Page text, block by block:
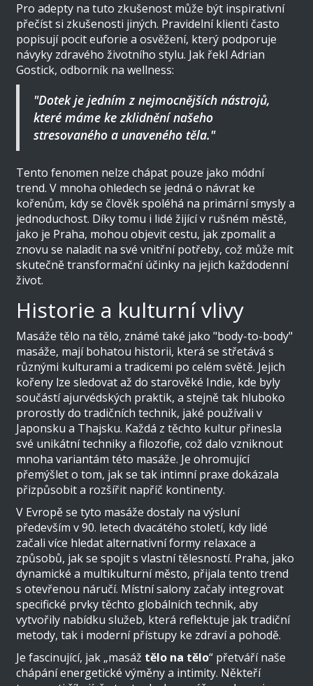
Pro adepty na tuto zkušenost může být inspirativní
přečíst si zkušenosti jiných. Pravidelní klienti často
popisují pocit euforie a osvěžení, který podporuje
návyky zdravého životního stylu. Jak řekl Adrian
Gostick, odborník na wellness:
"Dotek je jedním z nejmocnějších nástrojů,
které máme ke zklidnění našeho
stresovaného a unaveného těla."
Tento fenomen nelze chápat pouze jako módní
trend. V mnoha ohledech se jedná o návrat ke
kořenům, kdy se člověk spoléhá na primární smysly a
jednoduchost. Díky tomu i lidé žijící v rušném městě,
jako je Praha, mohou objevit cestu, jak zpomalit a
znovu se naladit na své vnitřní potřeby, což může mít
skutečně transformační účinky na jejich každodenní
život.
Historie a kulturní vlivy
Masáže tělo na tělo, známé také jako "body-to-body"
masáže, mají bohatou historii, která se střetává s
různými kulturami a tradicemi po celém světě. Jejich
kořeny lze sledovat až do starověké Indie, kde byly
součástí ajurvédských praktik, a stejně tak hluboko
prorostly do tradičních technik, jaké používali v
Japonsku a Thajsku. Každá z těchto kultur přinesla
své unikátní techniky a filozofie, což dalo vzniknout
mnoha variantám této masáže. Je ohromující
přemýšlet o tom, jak se tak intimní praxe dokázala
přizpůsobit a rozšířit napříč kontinenty.
V Evropě se tyto masáže dostaly na výsluní
především v 90. letech dvacátého století, kdy lidé
začali více hledat alternativní formy relaxace a
způsobů, jak se spojit s vlastní tělesností. Praha, jako
dynamické a multikulturní město, přijala tento trend
s otevřenou náručí. Místní salony začaly integrovat
specifické prvky těchto globálních technik, aby
vytvořily nabídku služeb, která reflektuje jak tradiční
metody, tak i moderní přístupy ke zdraví a pohodě.
Je fascinující, jak „masáž tělo na tělo“ přetváří naše
chápání energetické výměny a intimity. Někteří